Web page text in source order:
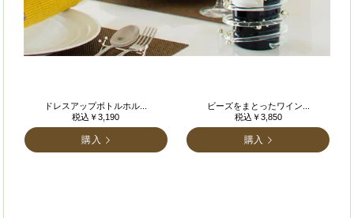
ドレスアップボトルホル...
税込￥3,190
購入
ビーズをまとったワイン...
税込￥3,850
購入